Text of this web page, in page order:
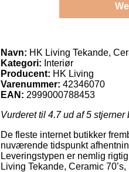
Navn: HK Living Tekande,
Kategori: Interiør
Producent: HK Living
Varenummer: 42346070
EAN: 2999000788453
Vurderet til 4.7ud af 5 stjerner
De fleste internet butikker
nuværende tidspunkt
Leveringstypen er nemlig
Living Tekande, Ceramic 70’s,